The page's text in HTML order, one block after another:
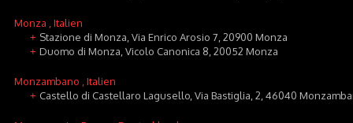
Monza , Italien
+ Stazione di Monza, Via Enrico Arosio 7, 20900 Monza
+ Duomo di Monza, Vicolo Canonica 8, 20052 Monza
Monzambano , Italien
+ Castello di Castellaro Lagusello, Via Bastiglia, 2, 46040